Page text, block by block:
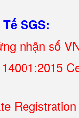
SGS:
nhận số